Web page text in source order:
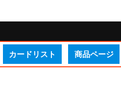
カードリスト 商品ページ